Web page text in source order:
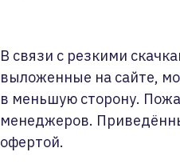
В связи с резкими
выложенные на сайте,
в меньшую сторону.
менеджеров.
офертой.